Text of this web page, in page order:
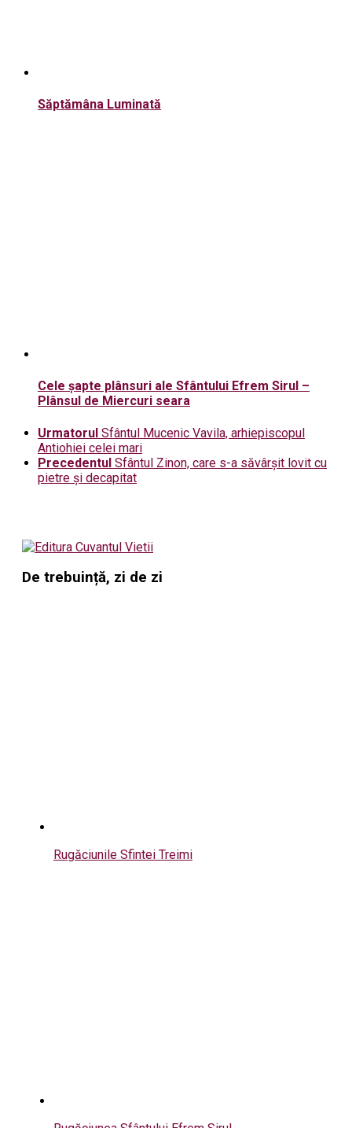
Săptămâna Luminată
Cele șapte plânsuri ale Sfântului Efrem Sirul –
Plânsul de Miercuri seara
Urmatorul Sfântul Mucenic Vavila, arhiepiscopul
Antiohiei celei mari
Precedentul Sfântul Zinon, care s-a săvârșit lovit cu
pietre și decapitat
De trebuință, zi de zi
Rugăciunile Sfintei Treimi